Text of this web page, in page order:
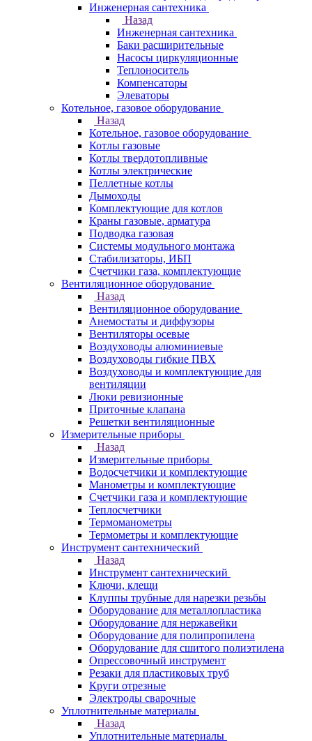
Инженерная сантехника
Назад
Инженерная сантехника
Баки расширительные
Насосы циркуляционные
Теплоноситель
Компенсаторы
Элеваторы
Котельное, газовое оборудование
Назад
Котельное, газовое оборудование
Котлы газовые
Котлы твердотопливные
Котлы электрические
Пеллетные котлы
Дымоходы
Комплектующие для котлов
Краны газовые, арматура
Подводка газовая
Системы модульного монтажа
Стабилизаторы, ИБП
Счетчики газа, комплектующие
Вентиляционное оборудование
Назад
Вентиляционное оборудование
Анемостаты и диффузоры
Вентиляторы осевые
Воздуховоды алюминиевые
Воздуховоды гибкие ПВХ
Воздуховоды и комплектующие для
вентиляции
Люки ревизионные
Приточные клапана
Решетки вентиляционные
Измерительные приборы
Назад
Измерительные приборы
Водосчетчики и комплектующие
Манометры и комплектующие
Счетчики газа и комплектующие
Теплосчетчики
Термоманометры
Термометры и комплектующие
Инструмент сантехнический
Назад
Инструмент сантехнический
Ключи, клещи
Клуппы трубные для нарезки резьбы
Оборудование для металлопластика
Оборудование для нержавейки
Оборудование для полипропилена
Оборудование для сшитого полиэтилена
Опрессовочный инструмент
Резаки для пластиковых труб
Круги отрезные
Электроды сварочные
Уплотнительные материалы
Назад
Уплотнительные материалы